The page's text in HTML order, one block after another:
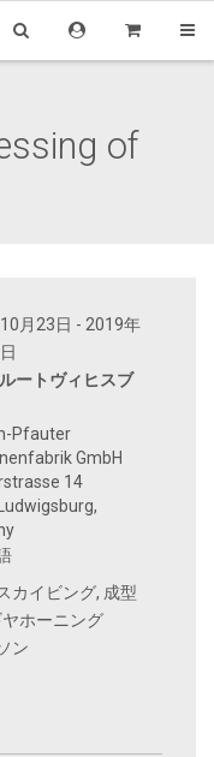
of
月23日 - 2019年
ートヴィヒスブ
Pfauter
GmbH
14
カイビング, 成型
ホーニング
ン